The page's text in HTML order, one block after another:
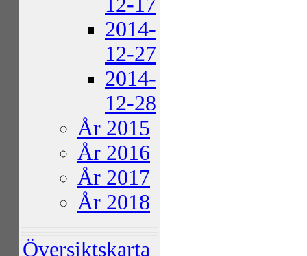
2014-
12-27
2014-
12-28
År 2015
År 2016
År 2017
År 2018
Översiktskarta